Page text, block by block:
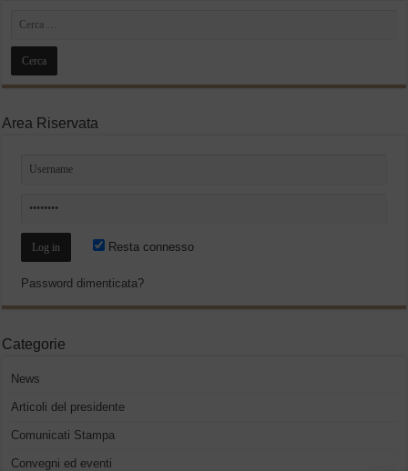
Area Riservata
Resta connesso
Password dimenticata?
Categorie
News
Articoli del presidente
Comunicati Stampa
Convegni ed eventi